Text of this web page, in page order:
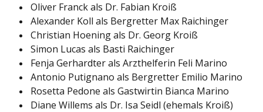
Oliver Franck als Dr. Fabian Kroiß
Alexander Koll als Bergretter Max Raichinger
Christian Hoening als Dr. Georg Kroiß
Simon Lucas als Basti Raichinger
Fenja Gerhardter als Arzthelferin Feli Marino
Antonio Putignano als Bergretter Emilio Marino
Rosetta Pedone als Gastwirtin Bianca Marino
Diane Willems als Dr. Isa Seidl (ehemals Kroiß)